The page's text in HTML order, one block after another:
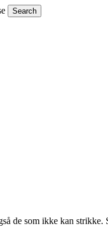
Search
som ikke kan strikke.